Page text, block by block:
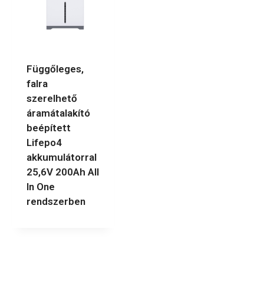
Függőleges,
falra
szerelhető
áramátalakító
beépített
Lifepo4
akkumulátorral
25,6V 200Ah All
In One
rendszerben